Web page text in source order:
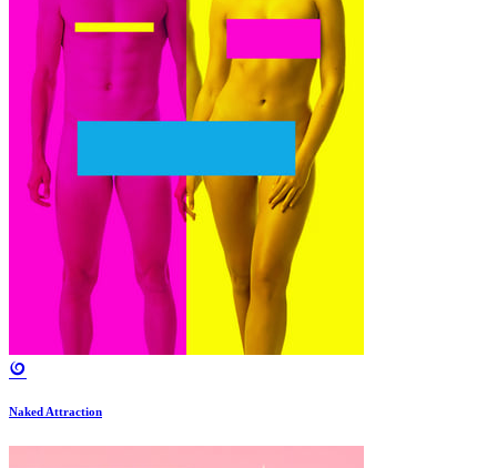
Naked Attraction